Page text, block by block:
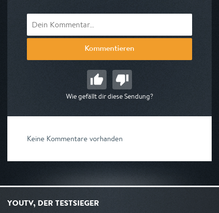
Kommentieren
Wie gefällt dir diese Sendung?
Keine Kommentare vorhanden
YOUTV, DER TESTSIEGER